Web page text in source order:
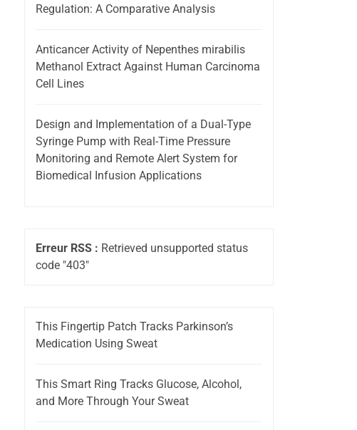
Regulation: A Comparative Analysis
Anticancer Activity of Nepenthes mirabilis
Methanol Extract Against Human Carcinoma
Cell Lines
Design and Implementation of a Dual-Type
Syringe Pump with Real-Time Pressure
Monitoring and Remote Alert System for
Biomedical Infusion Applications
Erreur RSS : Retrieved unsupported status
code "403"
This Fingertip Patch Tracks Parkinson’s
Medication Using Sweat
This Smart Ring Tracks Glucose, Alcohol,
and More Through Your Sweat